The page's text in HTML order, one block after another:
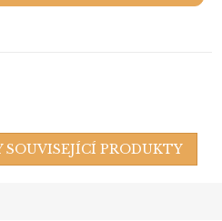
PRODUKTY